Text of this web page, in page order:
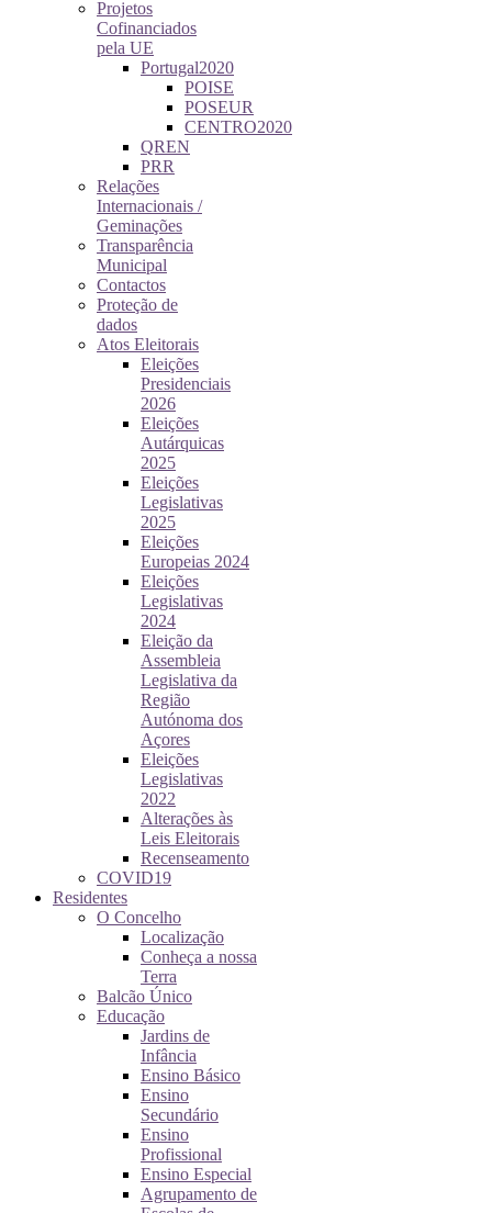
Projetos
Cofinanciados
pela UE
Portugal2020
POISE
POSEUR
CENTRO2020
QREN
PRR
Relações
Internacionais /
Geminações
Transparência
Municipal
Contactos
Proteção de
dados
Atos Eleitorais
Eleições
Presidenciais
2026
Eleições
Autárquicas
2025
Eleições
Legislativas
2025
Eleições
Europeias 2024
Eleições
Legislativas
2024
Eleição da
Assembleia
Legislativa da
Região
Autónoma dos
Açores
Eleições
Legislativas
2022
Alterações às
Leis Eleitorais
Recenseamento
COVID19
Residentes
O Concelho
Localização
Conheça a nossa
Terra
Balcão Único
Educação
Jardins de
Infância
Ensino Básico
Ensino
Secundário
Ensino
Profissional
Ensino Especial
Agrupamento de